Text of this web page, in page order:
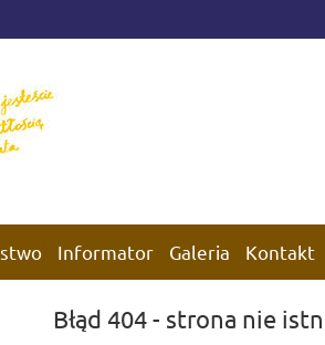
Informator Galeria Kontakt
Błąd 404 - strona nie